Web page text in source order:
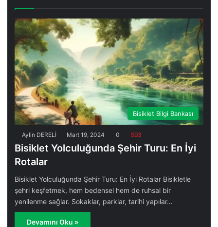
Bisiklet Bilgi Bankası
Aylin DERELİ Mart 19, 2024 0 593
Bisiklet Yolculuğunda Şehir Turu: En İyi
Rotalar
Bisiklet Yolculuğunda Şehir Turu: En İyi Rotalar Bisikletle
şehri keşfetmek, hem bedensel hem de ruhsal bir
yenilenme sağlar. Sokaklar, parklar, tarihi yapılar…
Devamını Oku »